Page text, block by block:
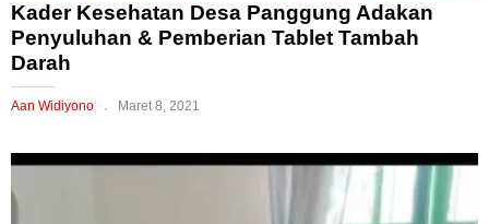
Kader Kesehatan Desa Panggung Adakan
Penyuluhan & Pemberian Tablet Tambah
Darah
Aan Widiyono Maret 8, 2021